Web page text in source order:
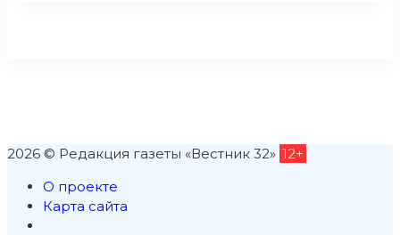
2026 © Редакция газеты «Вестник 32» 12+
О проекте
Карта сайта